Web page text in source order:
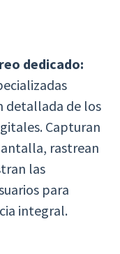
dedicado:
detallada de los
Capturan
rastrean
las
para
integral.